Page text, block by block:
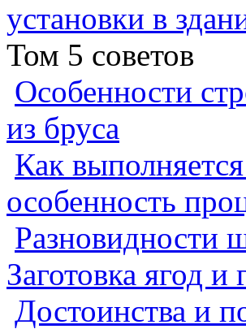
установки в
Том 5 советов
Особенности
из бруса
Как
особенность
Разновидности
Заготовка ягод и
Достоинства и